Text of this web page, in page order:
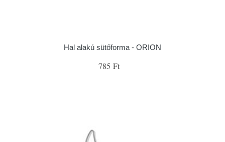
Hal alakú sütőforma - ORION
785 Ft